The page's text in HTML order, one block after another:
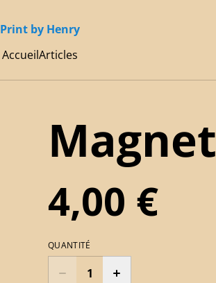
Print by Henry
AccueilArticles
4,00 €
QUANTITÉ